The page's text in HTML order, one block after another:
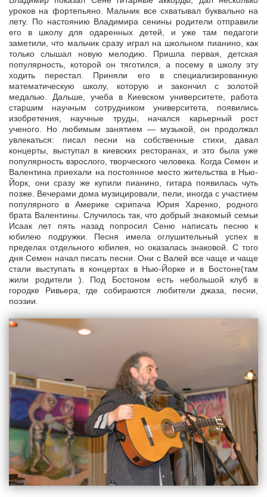
уроков на фортепьяно. Мальчик все схватывал буквально на
лету. По настоянию Владимира сенины родители отправили
его в школу для одаренных детей, и уже там педагоги
заметили, что мальчик сразу играл на школьном пианино, как
только слышал новую мелодию. Пришла первая, детская
популярность, которой он тяготился, а посему в школу эту
ходить перестал. Приняли его в специализированную
математическую школу, которую и закончил с золотой
медалью. Дальше, учеба в Киевском университете, работа
старшим научным сотрудником университета, появились
изобретения, научные труды, начался карьерный рост
ученого. Но любимым занятием — музыкой, он продолжал
увлекаться: писал песни на собственные стихи, давал
концерты, выступал в киевских ресторанах, и это была уже
популярность взрослого, творческого человека. Когда Семен и
Валентина приехали на постоянное место жительства в Нью-
Йорк, они сразу же купили пианино, гитара появилась чуть
позже. Вечерами дома музицировали, пели, иногда с участием
популярного в Америке скрипача Юрия Харенко, родного
брата Валентины. Случилось так, что добрый знакомый семьи
Исаак лет пять назад попросил Сеню написать песню к
юбилею подружки. Песня имела оглушительный успех в
пределах отдельного юбилея, но оказалась знаковой. С того
дня Семен начал писать песни. Они с Валей все чаще и чаще
стали выступать в концертах в Нью-Йорке и в Бостоне(там
жили родители ). Под Бостоном есть небольшой клуб в
городке Ривьера, где собираются любители джаза, песни,
поэзии.